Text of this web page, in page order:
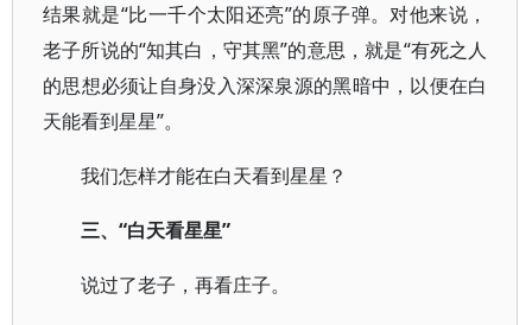
结果就是“比一千个太阳还亮”的原子弹。对他来说，
老子所说的“知其白，守其黑”的意思，就是“有死之人
的思想必须让自身没入深深泉源的黑暗中，以便在白
天能看到星星”。
我们怎样才能在白天看到星星？
三、“白天看星星”
说过了老子，再看庄子。